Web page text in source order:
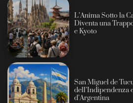
L’Anima Sotto la
Diventa una
e Kyoto
San Miguel de
dell’Indipendenza
d’Argentina